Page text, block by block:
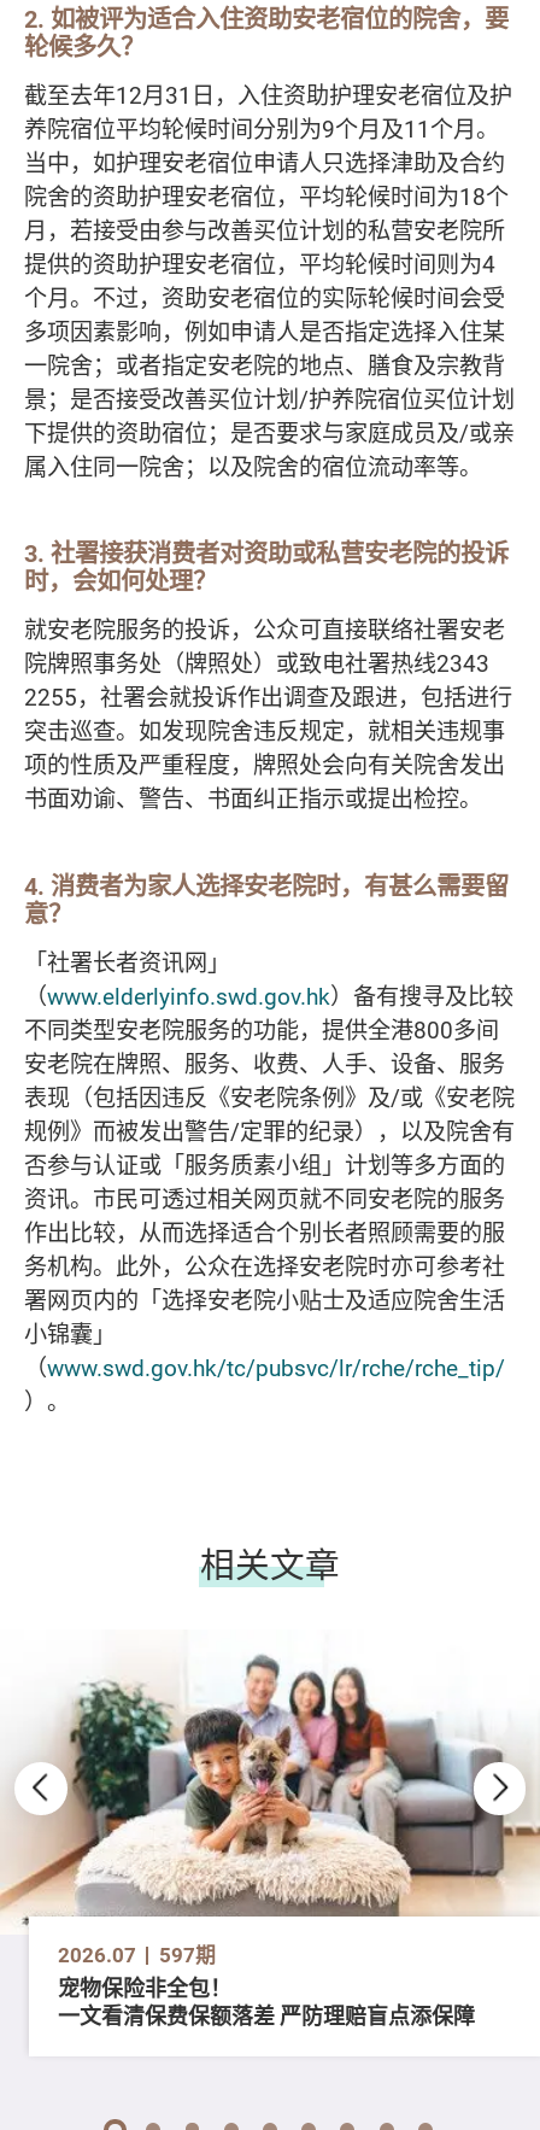
2. 如被评为适合入住资助安老宿位的院舍，要
轮候多久？
截至去年12月31日，入住资助护理安老宿位及护
养院宿位平均轮候时间分别为9个月及11个月。
当中，如护理安老宿位申请人只选择津助及合约
院舍的资助护理安老宿位，平均轮候时间为18个
月，若接受由参与改善买位计划的私营安老院所
提供的资助护理安老宿位，平均轮候时间则为4
个月。不过，资助安老宿位的实际轮候时间会受
多项因素影响，例如申请人是否指定选择入住某
一院舍；或者指定安老院的地点、膳食及宗教背
景；是否接受改善买位计划/护养院宿位买位计划
下提供的资助宿位；是否要求与家庭成员及/或亲
属入住同一院舍；以及院舍的宿位流动率等。
3. 社署接获消费者对资助或私营安老院的投诉
时，会如何处理？
就安老院服务的投诉，公众可直接联络社署安老
院牌照事务处（牌照处）或致电社署热线2343
2255，社署会就投诉作出调查及跟进，包括进行
突击巡查。如发现院舍违反规定，就相关违规事
项的性质及严重程度，牌照处会向有关院舍发出
书面劝谕、警告、书面纠正指示或提出检控。
4. 消费者为家人选择安老院时，有甚么需要留
意？
「社署长者资讯网」
（www.elderlyinfo.swd.gov.hk）备有搜寻及比较
不同类型安老院服务的功能，提供全港800多间
安老院在牌照、服务、收费、人手、设备、服务
表现（包括因违反《安老院条例》及/或《安老院
规例》而被发出警告/定罪的纪录），以及院舍有
否参与认证或「服务质素小组」计划等多方面的
资讯。市民可透过相关网页就不同安老院的服务
作出比较，从而选择适合个别长者照顾需要的服
务机构。此外，公众在选择安老院时亦可参考社
署网页内的「选择安老院小贴士及适应院舍生活
小锦囊」
（www.swd.gov.hk/tc/pubsvc/lr/rche/rche_tip/
）。
相关文章
2026.07 597期
宠物保险非全包！
一文看清保费保额落差 严防理赔盲点添保障